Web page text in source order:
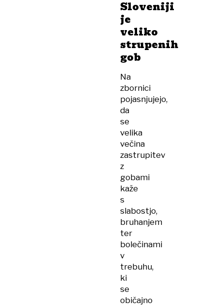
Sloveniji
je
veliko
strupenih
gob
Na
zbornici
pojasnjujejo,
da
se
velika
večina
zastrupitev
z
gobami
kaže
s
slabostjo,
bruhanjem
ter
bolečinami
v
trebuhu,
ki
se
običajno